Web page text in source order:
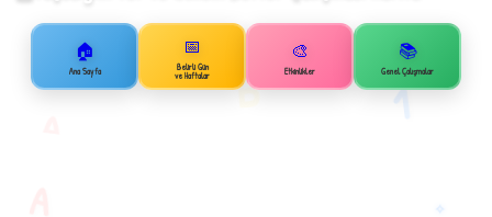
B
✧
🏠
Ana Sayfa
📅
Belirli Gün
ve Haftalar
🎨
Etkinlikler
📚
Genel Çalışmalar
1